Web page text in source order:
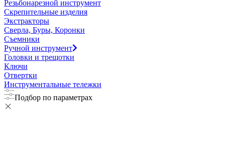
Резьбонарезной инструмент
Скрепительные изделия
Экстракторы
Сверла, Буры, Коронки
Съемники
Ручной инструмент
Головки и трещотки
Ключи
Отвертки
Инструментальные тележки
Подбор по параметрах